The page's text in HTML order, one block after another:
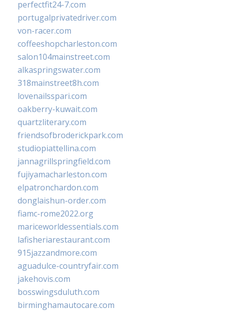
perfectfit24-7.com
portugalprivatedriver.com
von-racer.com
coffeeshopcharleston.com
salon104mainstreet.com
alkaspringswater.com
318mainstreet8h.com
lovenailsspari.com
oakberry-kuwait.com
quartzliterary.com
friendsofbroderickpark.com
studiopiattellina.com
jannagrillspringfield.com
fujiyamacharleston.com
elpatronchardon.com
donglaishun-order.com
fiamc-rome2022.org
mariceworldessentials.com
lafisheriarestaurant.com
915jazzandmore.com
aguadulce-countryfair.com
jakehovis.com
bosswingsduluth.com
birminghamautocare.com